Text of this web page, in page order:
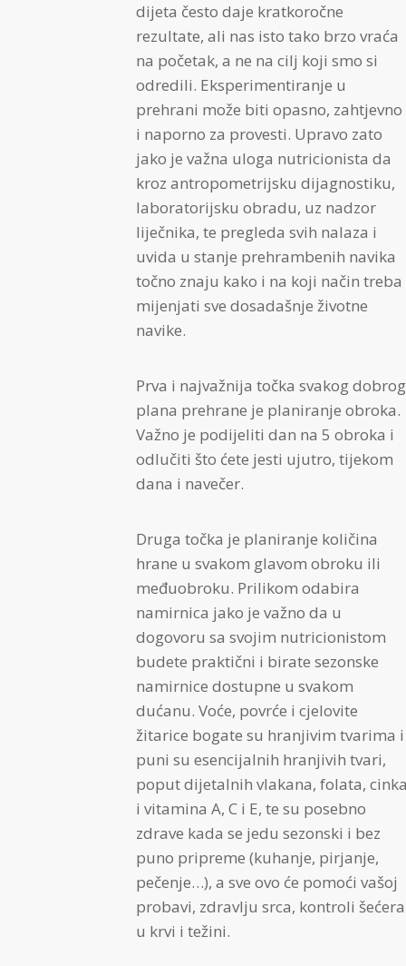
dijeta često daje kratkoročne
rezultate, ali nas isto tako brzo vraća
na početak, a ne na cilj koji smo si
odredili. Eksperimentiranje u
prehrani može biti opasno, zahtjevno
i naporno za provesti. Upravo zato
jako je važna uloga nutricionista da
kroz antropometrijsku dijagnostiku,
laboratorijsku obradu, uz nadzor
liječnika, te pregleda svih nalaza i
uvida u stanje prehrambenih navika
točno znaju kako i na koji način treba
mijenjati sve dosadašnje životne
navike.
Prva i najvažnija točka svakog dobrog
plana prehrane je planiranje obroka.
Važno je podijeliti dan na 5 obroka i
odlučiti što ćete jesti ujutro, tijekom
dana i navečer.
Druga točka je planiranje količina
hrane u svakom glavom obroku ili
međuobroku. Prilikom odabira
namirnica jako je važno da u
dogovoru sa svojim nutricionistom
budete praktični i birate sezonske
namirnice dostupne u svakom
dućanu. Voće, povrće i cjelovite
žitarice bogate su hranjivim tvarima i
puni su esencijalnih hranjivih tvari,
poput dijetalnih vlakana, folata,
i vitamina A, C i E, te su posebno
zdrave kada se jedu sezonski i bez
puno pripreme (kuhanje, pirjanje,
pečenje…), a sve ovo će pomoći vašoj
probavi, zdravlju srca, kontroli šećera
u krvi i težini.